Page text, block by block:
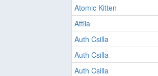
Atomic Kitten
Attila
Auth Csilla
Auth Csilla
Auth Csilla